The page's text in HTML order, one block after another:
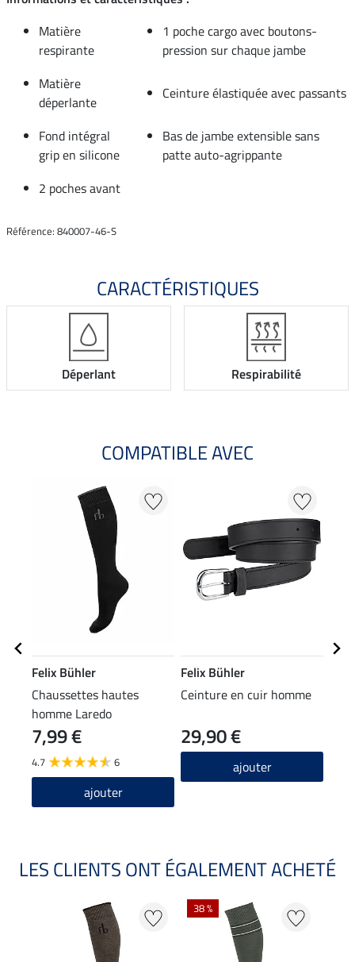
Matière
respirante
1 poche cargo avec boutons-
pression sur chaque jambe
Matière
déperlante
Ceinture élastiquée avec passants
Fond intégral
grip en silicone
Bas de jambe extensible sans
patte auto-agrippante
2 poches avant
Référence: 840007-46-S
CARACTÉRISTIQUES
Déperlant Respirabilité
COMPATIBLE AVEC
Felix Bühler
Chaussettes hautes
homme Laredo
7,99 €
4.7 6
ajouter
Felix Bühler
Ceinture en cuir homme
29,90 €
ajouter
LES CLIENTS ONT ÉGALEMENT ACHETÉ
38 %